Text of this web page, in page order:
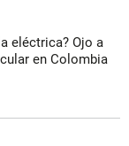
eléctrica? Ojo a
en Colombia